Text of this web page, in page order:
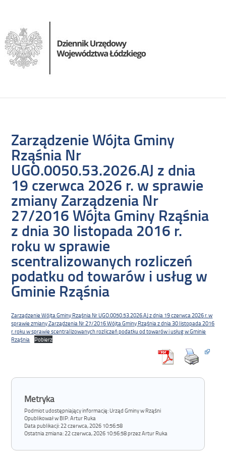
Zarządzenie Wójta Gminy
Rząśnia Nr
UGO.0050.53.2026.AJ z dnia
19 czerwca 2026 r. w sprawie
zmiany Zarządzenia Nr
27/2016 Wójta Gminy Rząśnia
z dnia 30 listopada 2016 r.
roku w sprawie
scentralizowanych rozliczeń
podatku od towarów i usług w
Gminie Rząśnia
Zarządzenie Wójta Gminy Rząśnia Nr UGO.0050.53.2026.AJ z dnia 19 czerwca 2026 r. w
sprawie zmiany Zarządzenia Nr 27/2016 Wójta Gminy Rząśnia z dnia 30 listopada 2016
r. roku w sprawie scentralizowanych rozliczeń podatku od towarów i usług w Gminie
Rząśnia
Pobierz
Metryka
Podmiot udostępniający informację: Urząd Gminy w Rząśni
Opublikował w BIP:Artur Ruka
Data publikacji:22 czerwca, 2026 10:56:58
Ostatnia zmiana:22 czerwca, 2026 10:56:58 przez Artur Ruka